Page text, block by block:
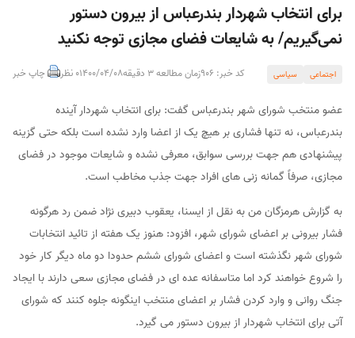
برای انتخاب شهردار بندرعباس از بیرون دستور
نمی‌گیریم/ به شایعات فضای مجازی توجه نکنید
اجتماعی سیاسی کد خبر: 906 زمان مطالعه 3 دقیقه 1400/04/080 نظر چاپ خبر
عضو منتخب شورای شهر بندرعباس گفت: برای انتخاب شهردار آینده
بندرعباس، نه تنها فشاری بر هیچ یک از اعضا وارد نشده است بلکه حتی گزینه
پیشنهادی هم جهت بررسی سوابق، معرفی نشده و شایعات موجود در فضای
مجازی، صرفاً گمانه زنی های افراد جهت جذب مخاطب است.
به گزارش هرمزگان من به نقل از ایسنا، یعقوب دبیری نژاد ضمن رد هرگونه
فشار بیرونی بر اعضای شورای شهر، افزود: هنوز یک هفته از تائید انتخابات
شورای شهر نگذشته است و اعضای شورای ششم حدودا دو ماه دیگر کار خود
را شروع خواهند کرد اما متاسفانه عده ای در فضای مجازی سعی دارند با ایجاد
جنگ روانی و وارد کردن فشار بر اعضای منتخب اینگونه جلوه کنند که شورای
آتی برای انتخاب شهردار از بیرون دستور می گیرد.